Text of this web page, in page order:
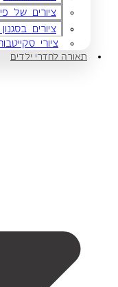
ציורים של
ציורים בסגנון
ציורי
תאורה לחדרי ילדים